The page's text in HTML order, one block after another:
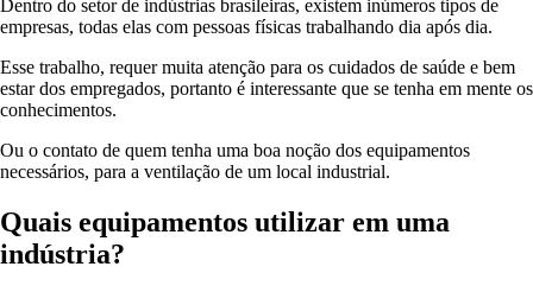
Dentro do setor de indústrias brasileiras, existem inúmeros tipos de
empresas, todas elas com pessoas físicas trabalhando dia após dia.
Esse trabalho, requer muita atenção para os cuidados de saúde e bem
estar dos empregados, portanto é interessante que se tenha em mente os
conhecimentos.
Ou o contato de quem tenha uma boa noção dos equipamentos
necessários, para a ventilação de um local industrial.
Quais equipamentos utilizar em uma
indústria?